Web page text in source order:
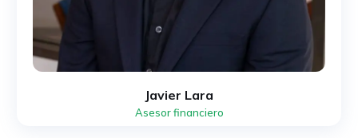
Javier Lara
Asesor financiero